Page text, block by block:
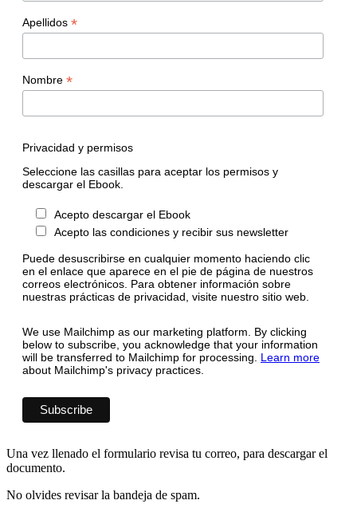
Apellidos *
Nombre *
Privacidad y permisos
Seleccione las casillas para aceptar los permisos y
descargar el Ebook.
Acepto descargar el Ebook
Acepto las condiciones y recibir sus newsletter
Puede desuscribirse en cualquier momento haciendo clic
en el enlace que aparece en el pie de página de nuestros
correos electrónicos. Para obtener información sobre
nuestras prácticas de privacidad, visite nuestro sitio web.
We use Mailchimp as our marketing platform. By clicking
below to subscribe, you acknowledge that your information
will be transferred to Mailchimp for processing. Learn more
about Mailchimp's privacy practices.
Una vez llenado el formulario revisa tu correo, para descargar el
documento.
No olvides revisar la bandeja de spam.